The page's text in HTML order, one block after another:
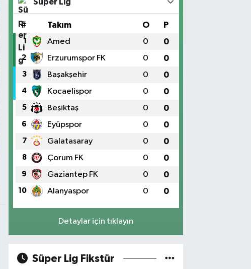
# Takım O P
1 Amed 0 0
2 Erzurumspor FK 0 0
3 Başakşehir 0 0
4 Kocaelispor 0 0
5 Beşiktaş 0 0
6 Eyüpspor 0 0
7 Galatasaray 0 0
8 Çorum FK 0 0
9 Gaziantep FK 0 0
10 Alanyaspor 0 0
Detaylar için tıklayın
Süper Lig Fikstür